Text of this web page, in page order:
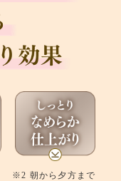
※2 朝から夕方まで